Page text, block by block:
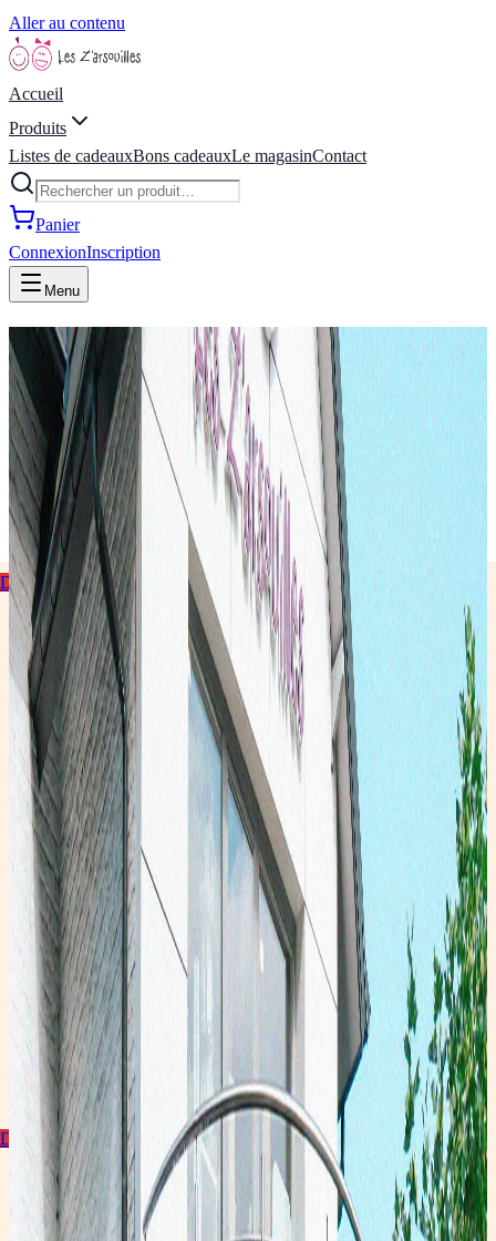
Aller au contenu
Accueil
Produits
Listes de cadeauxBons cadeauxLe magasinContact
Panier
ConnexionInscription
Menu
Les Z'arsouilles -
Boutique de jeux, jouets,
livres, concept store,
idées cadeaux située à
Theux
Découvrir la collection
Découvrir la collection
Promotions